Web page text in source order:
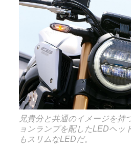
兄貴分と共通のイメージを持
ョンランプを配したLEDヘッ
もスリムなLEDだ。